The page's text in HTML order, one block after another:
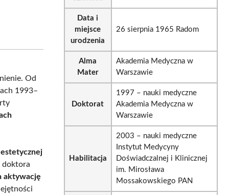
Od
1993–
doktora
aktywację
Data i
miejsce
urodzenia
26 sierpnia 1965 Radom
Alma
Mater
Akademia Medyczna w
Warszawie
Doktorat
1997 – nauki medyczne
Akademia Medyczna w
Warszawie
Habilitacja
2003 – nauki medyczne
Instytut Medycyny
Doświadczalnej i Klinicznej
im. Mirosława
Mossakowskiego PAN